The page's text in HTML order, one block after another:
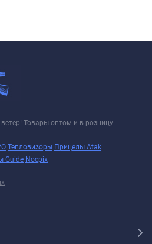
Товары оптом и в розницу
Тепловизоры Прицелы Atak
Guide Nocpix